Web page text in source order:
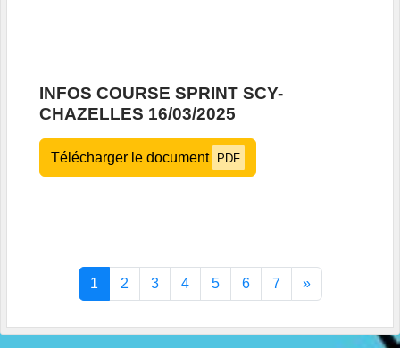
INFOS COURSE SPRINT SCY-
CHAZELLES 16/03/2025
Télécharger le document PDF
1 2 3 4 5 6 7 »